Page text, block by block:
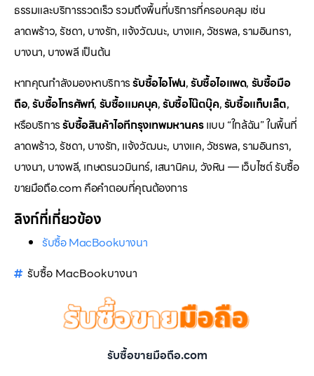
ธรรมและบริการรวดเร็ว รวมถึงพื้นที่บริการที่ครอบคลุม เช่น
ลาดพร้าว, รัชดา, บางรัก, แจ้งวัฒนะ, บางแค, วัชรพล, รามอินทรา,
บางนา, บางพลี เป็นต้น
หากคุณกำลังมองหาบริการรับซื้อไอโฟน,รับซื้อไอแพด, รับซื้อมือ
ถือ,รับซื้อโทรศัพท์, รับซื้อแมคบุค,รับซื้อโน๊ตบุ๊ค,รับซื้อแท็บเล็ต,
หรือบริการรับซื้อสินค้าไอทีกรุงเทพมหานครแบบ “ใกล้ฉัน” ในพื้นที่
ลาดพร้าว, รัชดา, บางรัก, แจ้งวัฒนะ, บางแค, วัชรพล, รามอินทรา,
บางนา, บางพลี, เกษตรนวมินทร์, เสนานิคม, วังหิน — เว็บไซต์ รับซื้อ
ขายมือถือ.com คือคำตอบที่คุณต้องการ
ลิงก์ที่เกี่ยวข้อง
รับซื้อ MacBookบางนา
รับซื้อ MacBookบางนา
รับซื้อขายมือถือ.com